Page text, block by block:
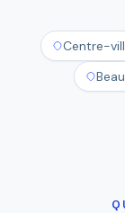
Centre-